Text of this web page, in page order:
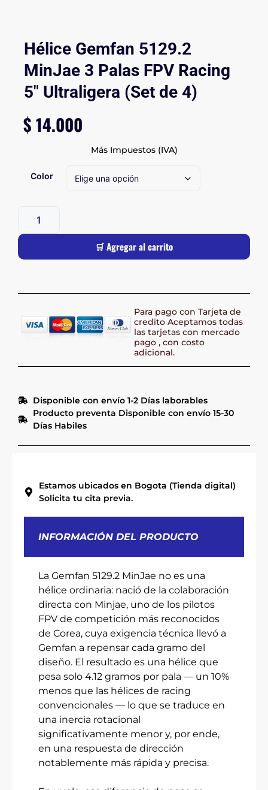
Hélice Gemfan 5129.2
MinJae 3 Palas FPV Racing
5″ Ultraligera (Set de 4)
$14.000
Más Impuestos (IVA)
Color
🛒 Agregar al carrito
Para pago con Tarjeta de
credito Aceptamos todas
las tarjetas con mercado
pago , con costo
adicional.
Disponible con envío 1-2 Días laborables
Producto preventa Disponible con envío 15-30
Días Habiles
Estamos ubicados en Bogota (Tienda digital)
Solicita tu cita previa.
INFORMACIÓN DEL PRODUCTO
La Gemfan 5129.2 MinJae no es una
hélice ordinaria: nació de la colaboración
directa con Minjae, uno de los pilotos
FPV de competición más reconocidos
de Corea, cuya exigencia técnica llevó a
Gemfan a repensar cada gramo del
diseño. El resultado es una hélice que
pesa solo 4.12 gramos por pala — un 10%
menos que las hélices de racing
convencionales — lo que se traduce en
una inercia rotacional
significativamente menor y, por ende,
en una respuesta de dirección
notablemente más rápida y precisa.